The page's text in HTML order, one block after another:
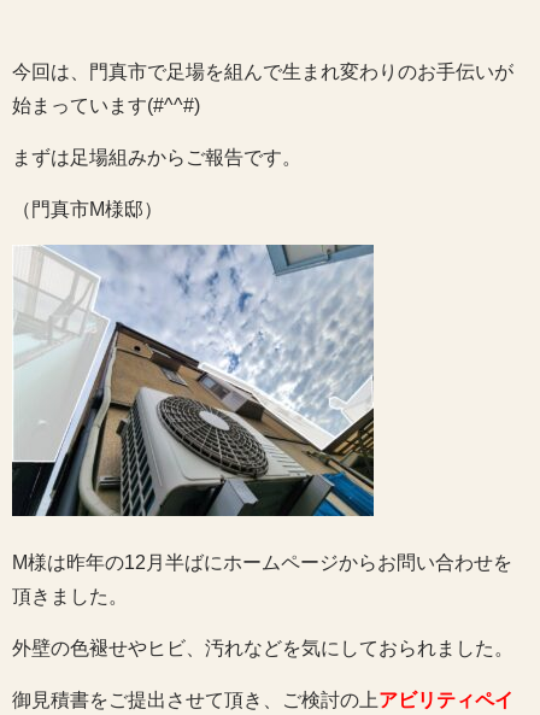
今回は、門真市で足場を組んで生まれ変わりのお手伝いが
始まっています(#^^#)
まずは足場組みからご報告です。
（門真市M様邸）
M様は昨年の12月半ばにホームページからお問い合わせを
頂きました。
外壁の色褪せやヒビ、汚れなどを気にしておられました。
御見積書をご提出させて頂き、ご検討の上アビリティペイ